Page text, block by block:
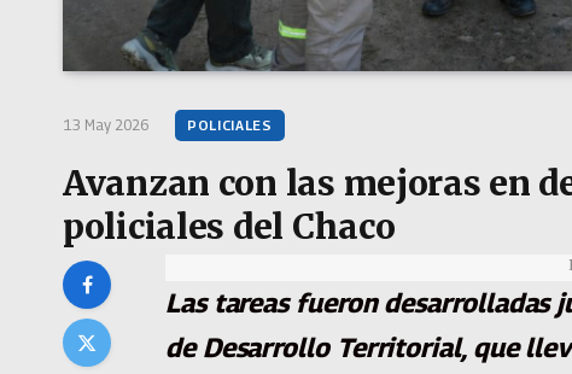
13 May 2026 POLICIALES
Avanzan con las mejoras en
policiales del Chaco
Las tareas fueron desarrolladas
de Desarrollo Territorial, que